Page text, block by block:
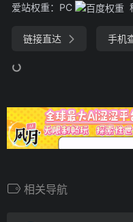
爱站权重： PC
链接直达 手机
相关导航